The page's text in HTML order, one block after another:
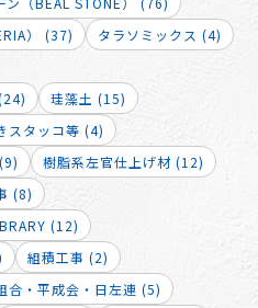
） (37)
タラソミックス (4)
珪藻土 (15)
スタッコ等 (4)
樹脂系左官仕上げ材 (12)
(8)
(12)
組積工事 (2)
合・平成会・日左連 (5)